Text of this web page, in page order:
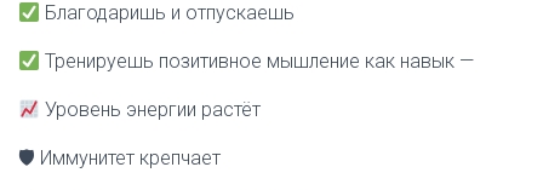
Благодаришь и отпускаешь
Тренируешь позитивное мышление как навык —
Уровень энергии растёт
🛡 Иммунитет крепчает